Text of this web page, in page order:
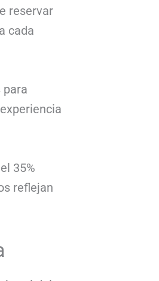
reservar
cada
para
35%
reflejan